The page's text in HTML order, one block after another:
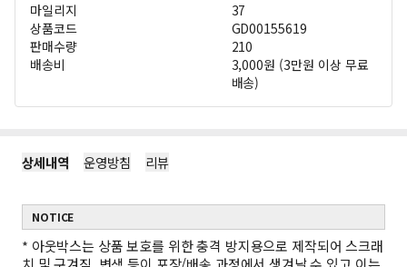
마일리지
37
상품코드
GD00155619
판매수량
210
배송비
3,000원 (3만원 이상 무료
배송)
상세내역 운영방침 리뷰
NOTICE
* 아웃박스는 상품 보호를 위한 충격 방지용으로 제작되어 스크래